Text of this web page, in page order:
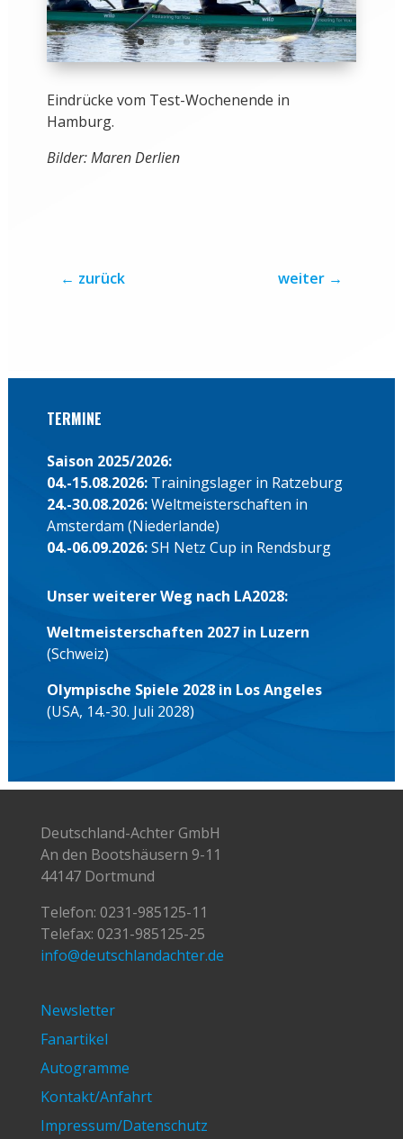
Eindrücke vom Test-Wochenende in
Hamburg.
Bilder: Maren Derlien
← zurück weiter →
TERMINE
Saison 2025/2026:
04.-15.08.2026: Trainingslager in Ratzeburg
24.-30.08.2026:Weltmeisterschaften in
Amsterdam (Niederlande)
04.-06.09.2026:SH Netz Cup in Rendsburg
Unser weiterer Weg nach LA2028:
Weltmeisterschaften 2027 in Luzern
(Schweiz)
Olympische Spiele 2028 in Los Angeles
(USA, 14.-30. Juli 2028)
Deutschland-Achter GmbH
An den Bootshäusern 9-11
44147 Dortmund
Telefon: 0231-985125-11
Telefax: 0231-985125-25
info@deutschlandachter.de
Newsletter
Fanartikel
Autogramme
Kontakt/Anfahrt
Impressum/Datenschutz